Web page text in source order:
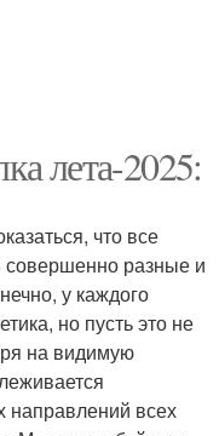
лета-2025:
что все
совершенно разные и
у каждого
но пусть это не
на видимую
направлений всех